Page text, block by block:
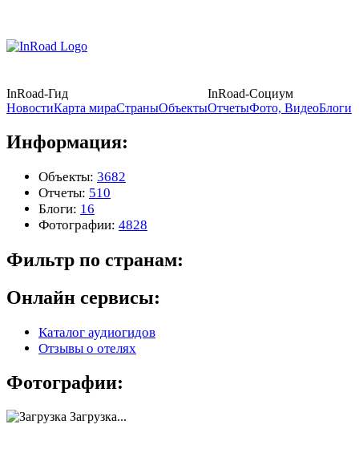
InRoad-Гид
InRoad-Социум
НовостиКарта мираСтраныОбъектыОтчетыФото, ВидеоБлоги
Информация:
Объекты: 3682
Отчеты: 510
Блоги: 16
Фотографии: 4828
Фильтр по странам:
Онлайн сервисы:
Каталог аудиогидов
Отзывы о отелях
Фотографии:
Загрузка...